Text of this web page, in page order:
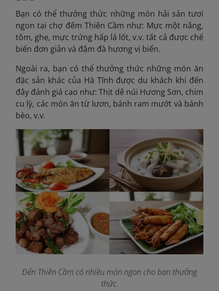
Bạn có thể thưởng thức những món hải sản tươi
ngon tại chợ đêm Thiên Cầm như: Mực một nắng,
tôm, ghẹ, mực trứng hấp lá lốt, v.v. tất cả được chế
biến đơn giản và đậm đà hương vị biển.
Ngoài ra, bạn có thể thưởng thức những món ăn
đặc sản khác của Hà Tĩnh được du khách khi đến
đây đánh giá cao như: Thịt dê núi Hương Sơn, chim
cu lỳ, các món ăn từ lươn, bánh ram mướt và bánh
bèo, v.v.
Đến Thiên Cầm có nhiều món ngon cho bạn thưởng
thức.